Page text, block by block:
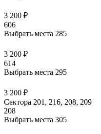
3 200 ₽
606
Выбрать места 285
3 200 ₽
614
Выбрать места 295
3 200 ₽
Сектора 201, 216, 208, 209
208
Выбрать места 305